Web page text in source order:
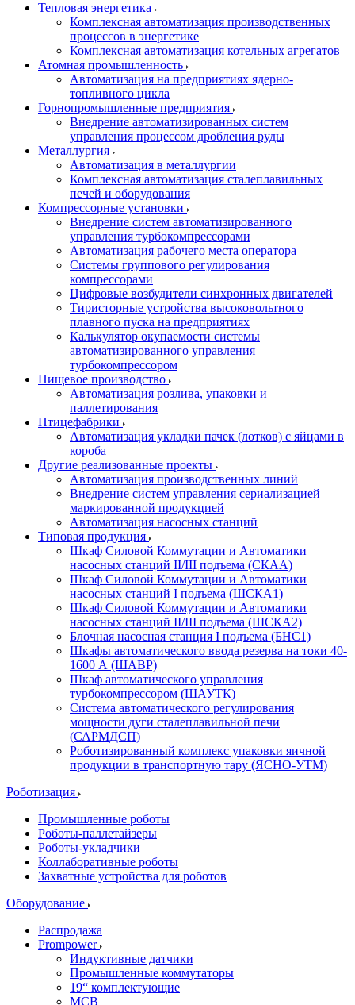
Тепловая энергетика
Комплексная автоматизация производственных
процессов в энергетике
Комплексная автоматизация котельных агрегатов
Атомная промышленность
Автоматизация на предприятиях ядерно-
топливного цикла
Горнопромышленные предприятия
Внедрение автоматизированных систем
управления процессом дробления руды
Металлургия
Автоматизация в металлургии
Комплексная автоматизация сталеплавильных
печей и оборудования
Компрессорные установки
Внедрение систем автоматизированного
управления турбокомпрессорами
Автоматизация рабочего места оператора
Системы группового регулирования
компрессорами
Цифровые возбудители синхронных двигателей
Тиристорные устройства высоковольтного
плавного пуска на предприятиях
Калькулятор окупаемости системы
автоматизированного управления
турбокомпрессором
Пищевое производство
Автоматизация розлива, упаковки и
паллетирования
Птицефабрики
Автоматизация укладки пачек (лотков) с яйцами в
короба
Другие реализованные проекты
Автоматизация производственных линий
Внедрение систем управления сериализацией
маркированной продукцией
Автоматизация насосных станций
Типовая продукция
Шкаф Силовой Коммутации и Автоматики
насосных станций II/III подъема (СКАА)
Шкаф Силовой Коммутации и Автоматики
насосных станций I подъема (ШСКА1)
Шкаф Силовой Коммутации и Автоматики
насосных станций II/III подъема (ШСКА2)
Блочная насосная станция I подъема (БНС1)
Шкафы автоматического ввода резерва на токи 40-
1600 А (ШАВР)
Шкаф автоматического управления
турбокомпрессором (ШАУТК)
Система автоматического регулирования
мощности дуги сталеплавильной печи
(САРМДСП)
Роботизированный комплекс упаковки яичной
продукции в транспортную тару (ЯСНО-УТМ)
Роботизация
Промышленные роботы
Роботы-паллетайзеры
Роботы-укладчики
Коллаборативные роботы
Захватные устройства для роботов
Оборудование
Распродажа
Prompower
Индуктивные датчики
Промышленные коммутаторы
19“ комплектующие
MCB